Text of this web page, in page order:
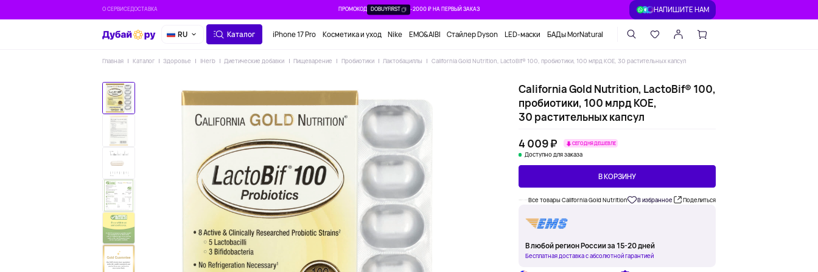
О СЕРВИСЕДОСТАВКА ПРОМОКОД DOBUYFIRST -2000 ₽ НА ПЕРВЫЙ ЗАКАЗ НАПИШИТЕ НАМ
RU Каталог iPhone 17 Pro Косметика и уход Nike EMO&AIBI Стайлер Dyson LED-маски БАДы MorNatural
Главная Каталог Здоровье IHerb Диетические добавки Пищеварение Пробиотики Лактобациллы California Gold Nutrition, LactoBif® 100, пробиотики, 100 млрд КОЕ, 30 растительных капсул
California Gold Nutrition, LactoBif® 100,
пробиотики, 100 млрд КОЕ,
30 растительных капсул
4 009 ₽
СЕГОДНЯ ДЕШЕВЛЕ
Доступно для заказа
В КОРЗИНУ
Все товары California Gold Nutrition В избранное Поделиться
В любой регион России за 15-20 дней
Бесплатная доставка с абсолютной гарантией